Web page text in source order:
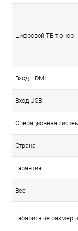
Цифровой ТВ тюнер
Вход HDMI
Вход USB
Операционная
Страна
Гарантия
Вес
Габаритные